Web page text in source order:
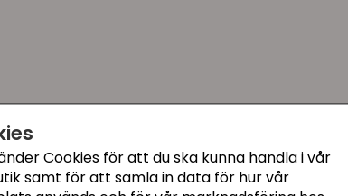
Cookies för att du ska kunna handla i vår
samt för att samla in data för hur vår